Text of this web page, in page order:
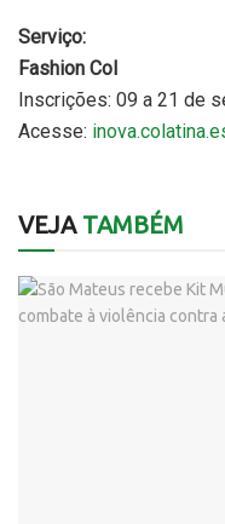
Serviço:
Fashion Col
Inscrições: 09 a 21 de
Acesse:
VEJATAMBÉM